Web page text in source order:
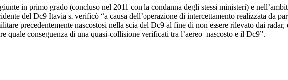
in primo grado (concluso nel 2011 con la condanna degli stessi ministeri) e
del Dc9 Itavia si verificò “a causa dell’operazione di intercettamento realizzata da
precedentemente nascostosi nella scia del Dc9 al fine di non essere rilevato dai
quale conseguenza di una quasi-collisione verificati tra l’aereo nascosto e il Dc9”.